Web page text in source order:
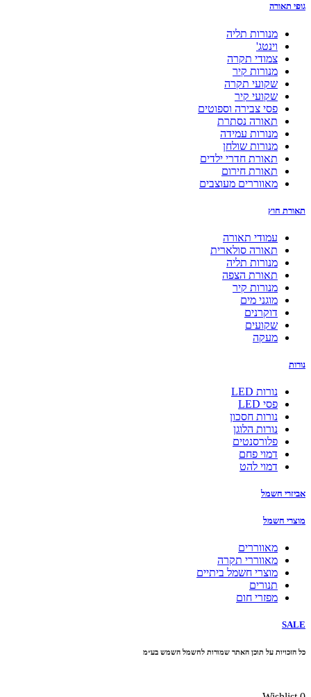
גופי תאורה
מנורות תליה
וינטג'
צמודי תקרה
מנורות קיר
שקועי תקרה
שקועי קיר
פסי צבירה וספוטים
תאורה נסתרת
מנורות עמידה
מנורות שולחן
תאורת חדרי ילדים
תאורת חירום
מאווררים מעוצבים
תאורת חוץ
עמודי תאורה
תאורה סולארית
מנורות תליה
תאורת הצפה
מנורות קיר
מוגני מים
דוקרנים
שקועים
מעקה
נורות
נורות LED
פסי LED
נורות חסכון
נורות הלוגן
פלורסנטים
דמוי פחם
דמוי להט
אביזרי חשמל
מוצרי חשמל
מאווררים
מאווררי תקרה
מוצרי חשמל ביתיים
תנורים
מפזרי חום
SALE
כל הזכויות על תוכן האתר שמורות לחשמל השמש בע״מ